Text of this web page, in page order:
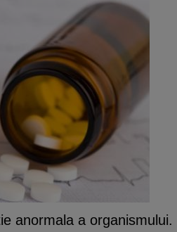
anormala a organismului.